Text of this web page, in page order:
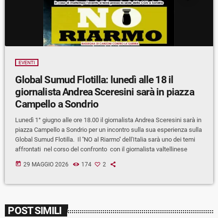
EVENTI
Global Sumud Flotilla: lunedì alle 18 il
giornalista Andrea Sceresini sarà in piazza
Campello a Sondrio
Lunedì 1° giugno alle ore 18.00 il giornalista Andrea Sceresini sarà in
piazza Campello a Sondrio per un incontro sulla sua esperienza sulla
Global Sumud Flotilla. Il ''NO al Riarmo'' dell'Italia sarà uno dei temi
affrontati nel corso del confronto con il giornalista valtellinese
today 29 MAGGIO 2026 174 2
POST SIMILI